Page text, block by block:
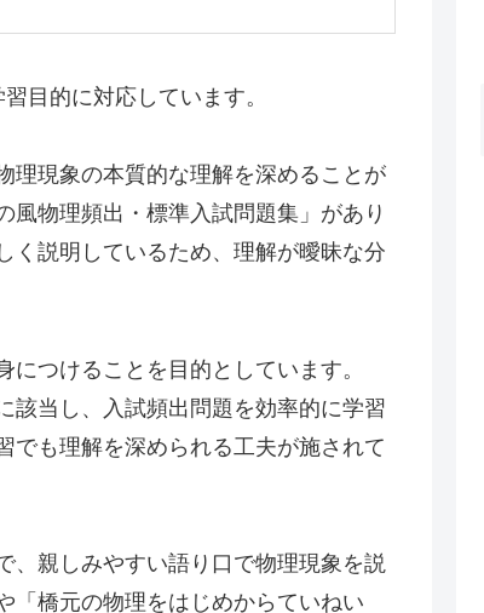
目的に対応しています。
理現象の本質的な理解を深めることが
風物理頻出・標準入試問題集」があり
く説明しているため、理解が曖昧な分
つけることを目的としています。
該当し、入試頻出問題を効率的に学習
でも理解を深められる工夫が施されて
、親しみやすい語り口で物理現象を説
「橋元の物理をはじめからていねい